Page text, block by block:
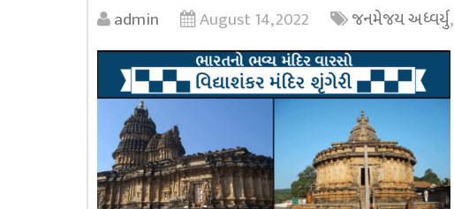
admin August 14, 2022 જનમેજય અધ્વર્યુ,